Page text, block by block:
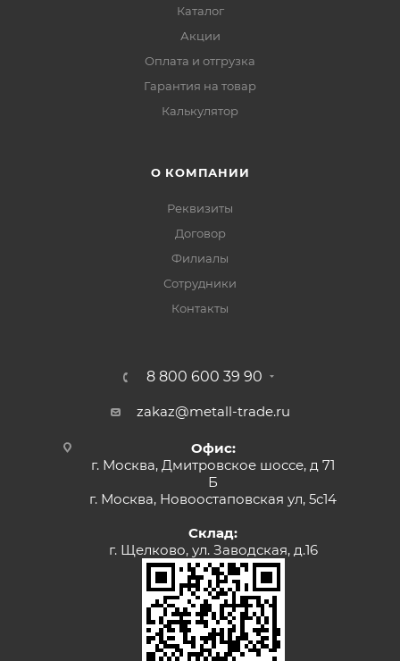
Каталог
Акции
Оплата и отгрузка
Гарантия на товар
Калькулятор
О КОМПАНИИ
Реквизиты
Договор
Филиалы
Сотрудники
Контакты
8 800 600 39 90
zakaz@metall-trade.ru
Офис:
г. Москва, Дмитровское шоссе, д 71
Б
г. Москва, Новоостаповская ул, 5с14
Склад:
г. Щелково, ул. Заводская, д.16